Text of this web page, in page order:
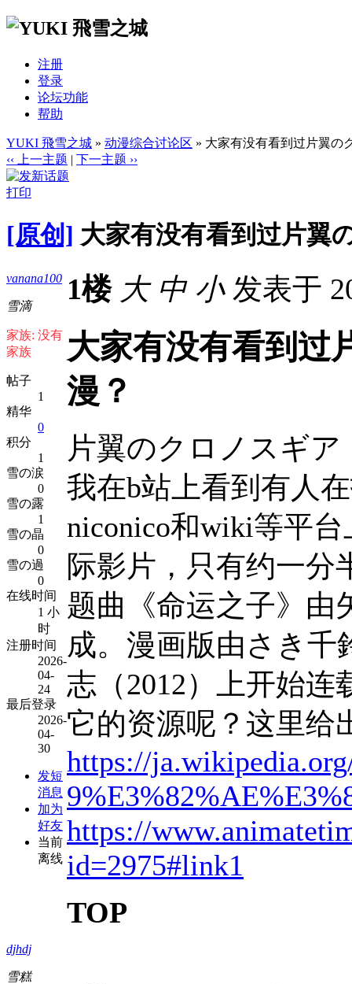
注册
登录
论坛功能
帮助
YUKI 飛雪之城 » 动漫综合讨论区 » 大家有没有看到过片翼の
‹‹ 上一主题 | 下一主题 ››
打印
[原创] 大家有没有看到过片翼
vanana100
雪滴
家族: 没有
家族
帖子
1
精华
0
积分
1
雪の涙
0
雪の露
1
雪の晶
0
雪の過
0
在线时间
1 小
时
注册时间
2026-
04-
24
最后登录
2026-
04-
30
发短
消息
加为
好友
当前
离线
1楼 大 中 小发表于
大家有没有看到过
漫？
片翼のクロノスギア
我在b站上看到有人
niconico和wiki等平
际影片，只有约一分
题曲《命运之子》由
成。漫画版由さき千
志（2012）上开始
它的资源呢？这里给
https://
https://
id=2975#link1
TOP
djhdj
雪糕